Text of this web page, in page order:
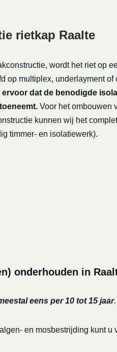
rietkap Raalte
wordt het riet op
op multiplex, underlayment of
ervoor dat de benodigde
Voor het ombouwen
kunnen wij het
timmer- en isolatiewerk).
onderhouden in
eens per 10 tot 15 jaar.
en mosbestrijding kunt